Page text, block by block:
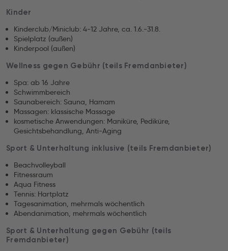
Kinder
Kinderclub/Miniclub: 4-12 Jahre, ca. 1.6.-31.8.
Spielplatz (außen)
Kinderpool (außen)
Wellness gegen Gebühr (teils Fremdanbieter)
Spa: ab 16 Jahre
Schwimmbereich
Saunabereich: Sauna, Hamam
Massagen: klassische Massage
kosmetische Anwendungen: Maniküre, Pediküre,
Gesichtsbehandlung, Anti-Aging
Sport & Unterhaltung inklusive (teils Fremdanbieter)
Beachvolleyball
Fitnessraum
Aqua Fitness
Tennis: Hartplatz
Tagesanimation, mehrmals wöchentlich
Abendanimation, mehrmals wöchentlich
Sport & Unterhaltung gegen Gebühr (teils
Fremdanbieter)